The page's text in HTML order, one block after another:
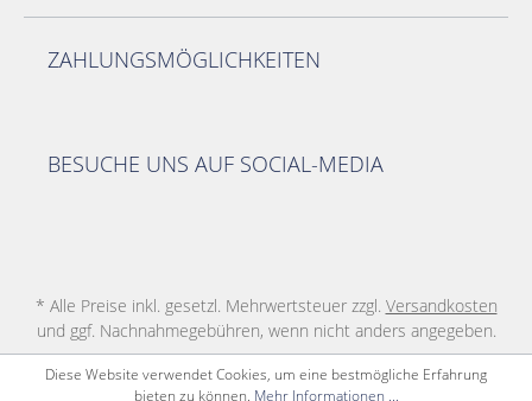
ZAHLUNGSMÖGLICHKEITEN
BESUCHE UNS AUF SOCIAL-MEDIA
* Alle Preise inkl. gesetzl. Mehrwertsteuer zzgl. Versandkosten
und ggf. Nachnahmegebühren, wenn nicht anders angegeben.
Diese Website verwendet Cookies, um eine bestmögliche Erfahrung
bieten zu können. Mehr Informationen ...